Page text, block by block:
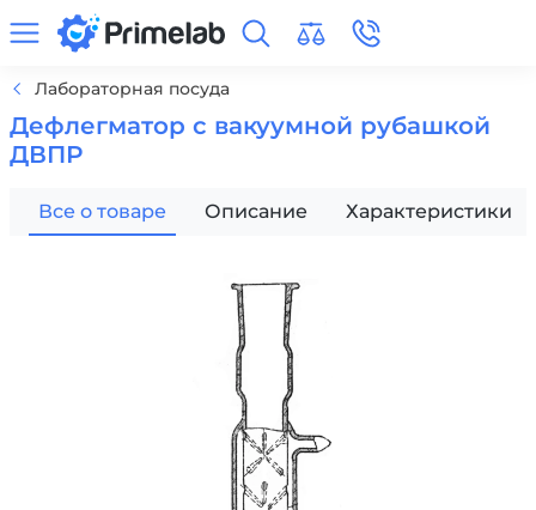
Лабораторная посуда
Дефлегматор с вакуумной рубашкой
ДВПР
Все о товаре Описание Характеристики